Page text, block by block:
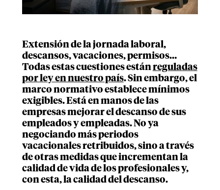
Extensión de la jornada laboral,
descansos, vacaciones, permisos…
Todas estas cuestiones están reguladas
por ley en nuestro país. Sin embargo, el
marco normativo establece mínimos
exigibles. Está en manos de las
empresas mejorar el descanso de sus
empleados y empleadas. No ya
negociando más periodos
vacacionales retribuidos, sino a través
de otras medidas que incrementan la
calidad de vida de los profesionales y,
con esta, la calidad del descanso.